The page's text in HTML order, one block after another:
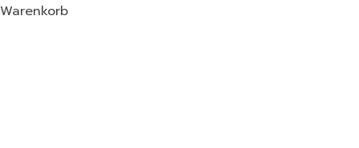
Warenkorb